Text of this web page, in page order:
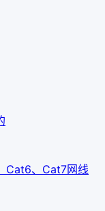
Cat6、Cat7网线